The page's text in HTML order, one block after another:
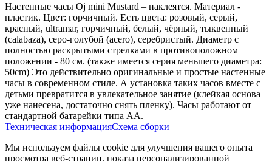
Настенные часы Oj mini Mustard – наклеятся. Материал -
пластик. Цвет: горчичный. Есть цвета: розовый, серый,
красный, ultramar, горчичный, белый, чёрный, тыквенный
(calabaza), серо-голубой (acero), серебристый. Диаметр с
полностью раскрытыми стрелками в противоположном
положении - 80 см. (также имеется серия меньшего диаметра:
50cm) Это действительно оригинальные и простые настенные
часы в современном стиле. А установка таких часов вместе с
детьми превратится в увлекательное занятие (клейкая основа
уже нанесена, достаточно снять пленку). Часы работают от
стандартной батарейки типа АА.
Техническая информацияСхема сборки
Мы используем файлы cookie для улучшения вашего опыта
просмотра веб-страниц, показа персонализированной